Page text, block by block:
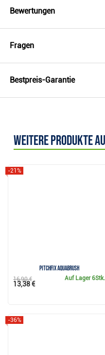
Bewertungen
Fragen
Bestpreis-Garantie
Weitere Produkte
Pitchfix Aquabrush
-21%
Auf Lager6Stk.
16,90 €
13,38 €
-36%